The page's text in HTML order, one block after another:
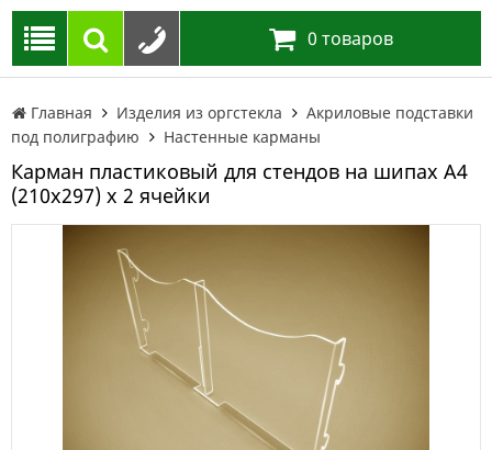
0 товаров
Главная Изделия из оргстекла
Акриловые подставки
под полиграфию
Настенные карманы
Карман пластиковый для стендов на шипах А4
(210х297) х 2 ячейки